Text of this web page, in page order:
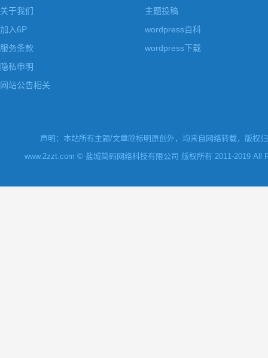
关于我们
加入6P
服务条款
隐私申明
网站公告相关
主题投稿
wordpress百科
wordpress下载
声明：本站所有主题/文章除标明原创外，均来自网络转载，版权
www.2zzt.com © 盐城简码网络科技有限公司 版权所有 2011-2019